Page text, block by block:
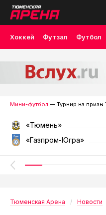
Хоккей Футзал Футбол
Мини-футбол — Турнир на призы
«Тюмень»
«Газпром-Югра»
Тюменская Арена Новости